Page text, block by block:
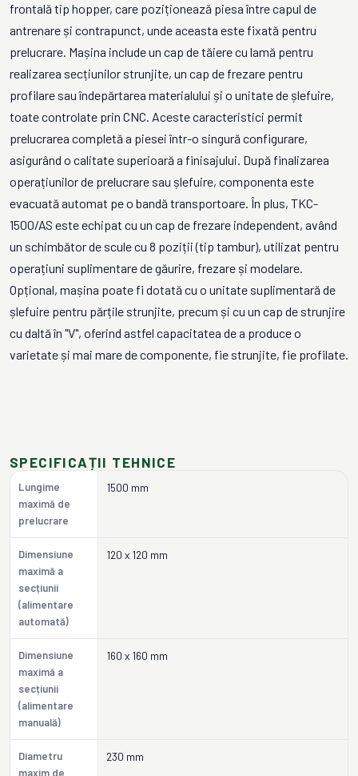
frontală tip hopper, care poziționează piesa între capul de
antrenare și contrapunct, unde aceasta este fixată pentru
prelucrare. Mașina include un cap de tăiere cu lamă pentru
realizarea secțiunilor strunjite, un cap de frezare pentru
profilare sau îndepărtarea materialului și o unitate de șlefuire,
toate controlate prin CNC. Aceste caracteristici permit
prelucrarea completă a piesei într-o singură configurare,
asigurând o calitate superioară a finisajului. După finalizarea
operațiunilor de prelucrare sau șlefuire, componenta este
evacuată automat pe o bandă transportoare. În plus, TKC-
1500/AS este echipat cu un cap de frezare independent, având
un schimbător de scule cu 8 poziții (tip tambur), utilizat pentru
operațiuni suplimentare de găurire, frezare și modelare.
Opțional, mașina poate fi dotată cu o unitate suplimentară de
șlefuire pentru părțile strunjite, precum și cu un cap de strunjire
cu daltă în "V", oferind astfel capacitatea de a produce o
varietate și mai mare de componente, fie strunjite, fie profilate.
SPECIFICAȚII TEHNICE
Lungime
maximă de
prelucrare
1500 mm
Dimensiune
maximă a
secțiunii
(alimentare
automată)
120 x 120 mm
Dimensiune
maximă a
secțiunii
(alimentare
manuală)
160 x 160 mm
Diametru
maxim de
230 mm